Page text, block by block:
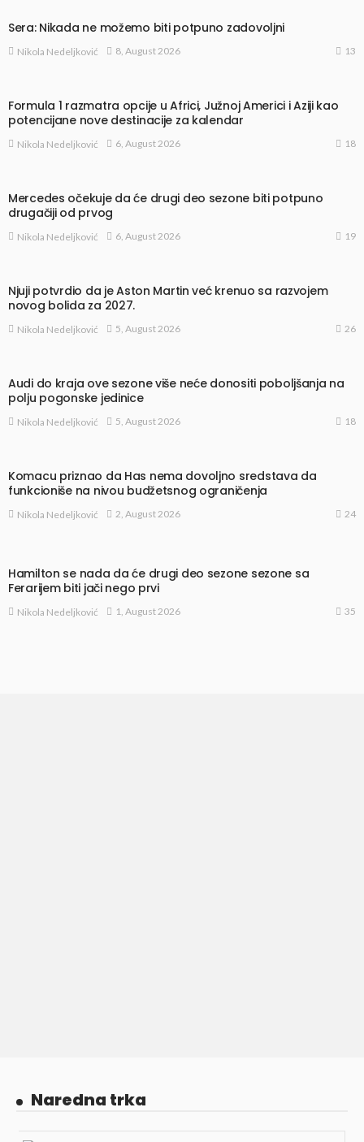
Sera: Nikada ne možemo biti potpuno zadovoljni
Nikola Nedeljković 8, August 2026 13
Formula 1 razmatra opcije u Africi, Južnoj Americi i Aziji kao
potencijane nove destinacije za kalendar
Nikola Nedeljković 6, August 2026 18
Mercedes očekuje da će drugi deo sezone biti potpuno
drugačiji od prvog
Nikola Nedeljković 6, August 2026 19
Njuji potvrdio da je Aston Martin već krenuo sa razvojem
novog bolida za 2027.
Nikola Nedeljković 5, August 2026 26
Audi do kraja ove sezone više neće donositi poboljšanja na
polju pogonske jedinice
Nikola Nedeljković 5, August 2026 18
Komacu priznao da Has nema dovoljno sredstava da
funkcioniše na nivou budžetsnog ograničenja
Nikola Nedeljković 2, August 2026 24
Hamilton se nada da će drugi deo sezone sezone sa
Ferarijem biti jači nego prvi
Nikola Nedeljković 1, August 2026 35
Naredna trka